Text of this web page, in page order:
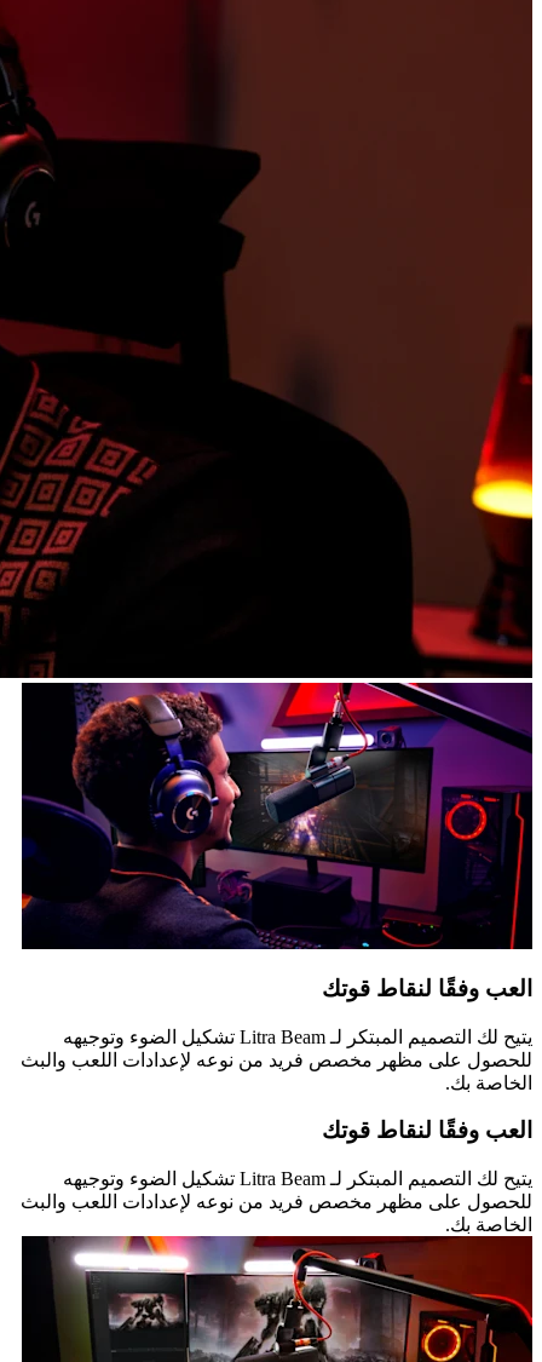
العب وفقًا لنقاط قوتك
يتيح لك التصميم المبتكر لـ Litra Beam تشكيل الضوء وتوجيهه
للحصول على مظهر مخصص فريد من نوعه لإعدادات اللعب والبث
الخاصة بك.
العب وفقًا لنقاط قوتك
يتيح لك التصميم المبتكر لـ Litra Beam تشكيل الضوء وتوجيهه
للحصول على مظهر مخصص فريد من نوعه لإعدادات اللعب والبث
الخاصة بك.